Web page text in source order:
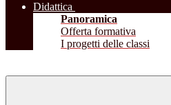
Didattica
Panoramica
Offerta formativa
I progetti delle classi